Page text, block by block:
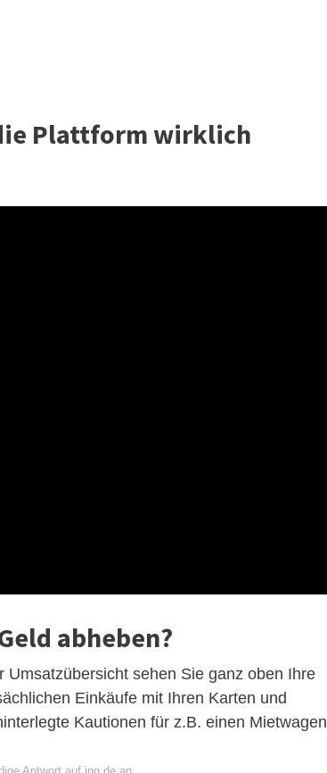
Plattform wirklich
abheben?
sehen Sie ganz oben Ihre
Einkäufe mit Ihren Karten und
Kautionen für z.B. einen Mietwagen